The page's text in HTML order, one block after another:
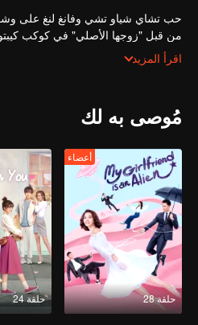
حب تشاي شياو تشي وفانغ لنغ على وشك
من قبل "زوجها الأصلي" في كوكب
ستجلب للجمهور إحساسًا بالانتعاش
اقرأ المزيد
مُوصى به لك
حلقة 28
أعضاء
حلقة 24